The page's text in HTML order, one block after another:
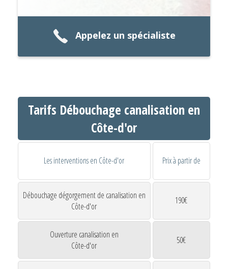
Appelez un spécialiste
Tarifs Débouchage canalisation en
Côte-d'or
Les interventions en Côte-d'or Prix à partir de
Débouchage dégorgement de canalisation en
Côte-d'or
190€
Ouverture canalisation en
Côte-d'or
50€